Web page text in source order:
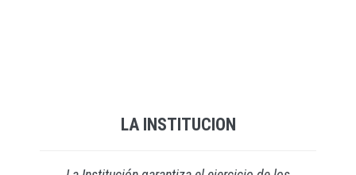
LA INSTITUCION